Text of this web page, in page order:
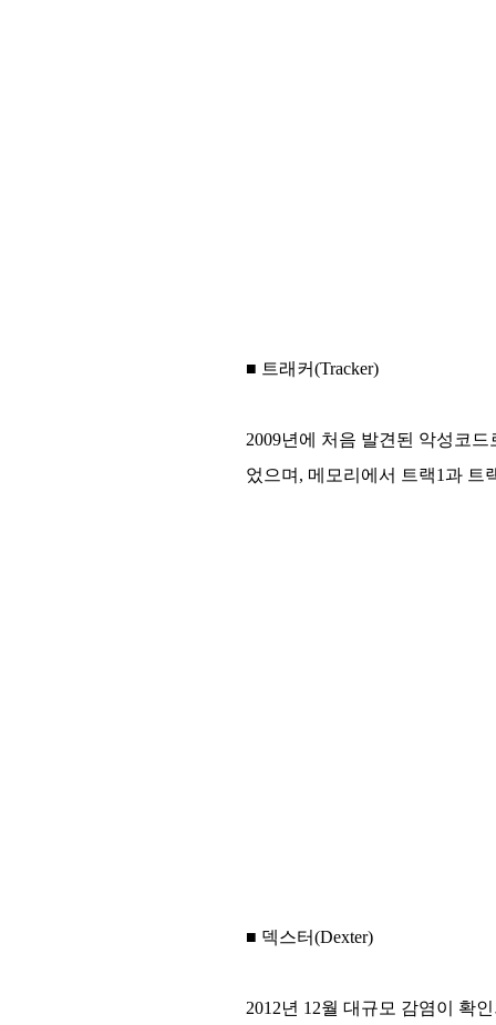
■ 트래커(Tracker)
2009년에 처음 발견된 악성코
었으며, 메모리에서 트랙1과 트
■ 덱스터(Dexter)
2012년 12월 대규모 감염이 확